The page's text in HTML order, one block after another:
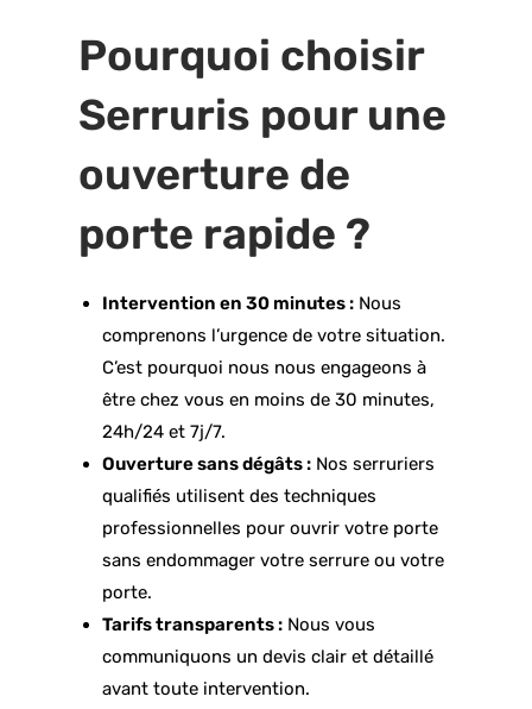
Pourquoi choisir
Serruris pour une
ouverture de
porte rapide ?
Intervention en 30 minutes :Nous
comprenons l’urgence de votre situation.
C’est pourquoi nous nous engageons à
être chez vous en moins de 30 minutes,
24h/24 et 7j/7.
Ouverture sans dégâts :Nos serruriers
qualifiés utilisent des techniques
professionnelles pour ouvrir votre porte
sans endommager votre serrure ou votre
porte.
Tarifs transparents :Nous vous
communiquons un devis clair et détaillé
avant toute intervention.